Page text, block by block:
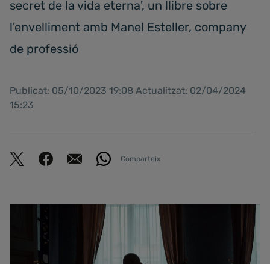
secret de la vida eterna', un llibre sobre
l'envelliment amb Manel Esteller, company
de professió
Publicat: 05/10/2023 19:08 Actualitzat: 02/04/2024
15:23
Comparteix